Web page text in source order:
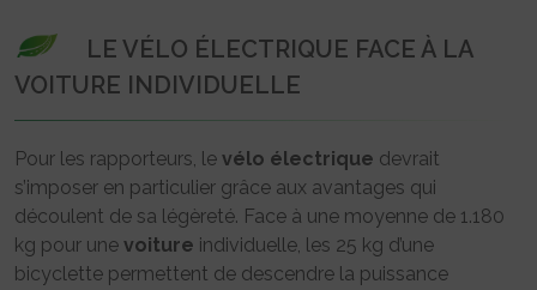
LE VÉLO ÉLECTRIQUE FACE À LA
VOITURE INDIVIDUELLE
Pour les rapporteurs, le vélo électrique devrait
s’imposer en particulier grâce aux avantages qui
découlent de sa légèreté. Face à une moyenne de 1.180
kg pour une voiture individuelle, les 25 kg d’une
bicyclette permettent de descendre la puissance